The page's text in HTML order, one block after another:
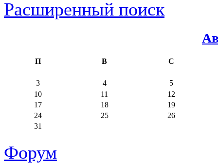
Расширенный поиск
П В С
3 4
5
10
11
12
17
18
19
24
25
26
31
Форум